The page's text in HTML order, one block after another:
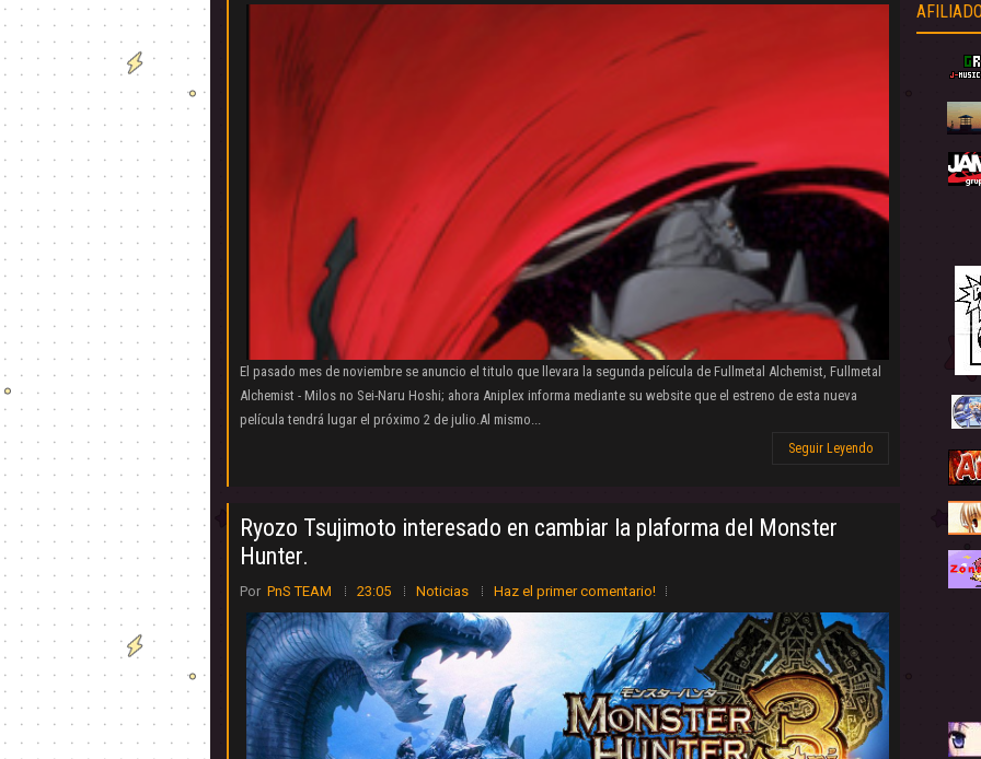
El pasado mes de noviembre se anuncio el titulo que llevara la segunda película de Fullmetal Alchemist, Fullmetal
Alchemist - Milos no Sei-Naru Hoshi; ahora Aniplex informa mediante su website que el estreno de esta nueva
película tendrá lugar el próximo 2 de julio.Al mismo...
Seguir Leyendo
Ryozo Tsujimoto interesado en cambiar la plaforma del Monster
Hunter.
Por PnS TEAM 23:05 Noticias Haz el primer comentario!